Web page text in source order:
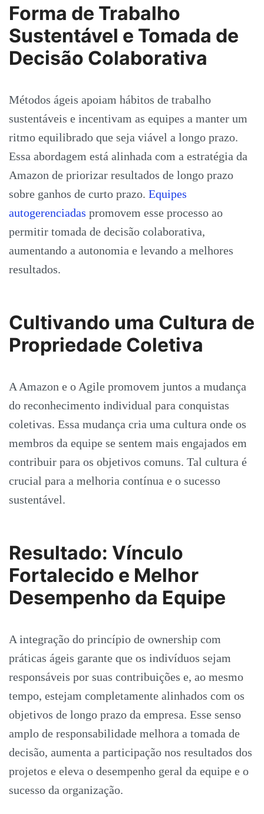
Forma de Trabalho
Sustentável e Tomada de
Decisão Colaborativa
Métodos ágeis apoiam hábitos de trabalho
sustentáveis e incentivam as equipes a manter um
ritmo equilibrado que seja viável a longo prazo.
Essa abordagem está alinhada com a estratégia da
Amazon de priorizar resultados de longo prazo
sobre ganhos de curto prazo. Equipes
autogerenciadas promovem esse processo ao
permitir tomada de decisão colaborativa,
aumentando a autonomia e levando a melhores
resultados.
Cultivando uma Cultura de
Propriedade Coletiva
A Amazon e o Agile promovem juntos a mudança
do reconhecimento individual para conquistas
coletivas. Essa mudança cria uma cultura onde os
membros da equipe se sentem mais engajados em
contribuir para os objetivos comuns. Tal cultura é
crucial para a melhoria contínua e o sucesso
sustentável.
Resultado: Vínculo
Fortalecido e Melhor
Desempenho da Equipe
A integração do princípio de ownership com
práticas ágeis garante que os indivíduos sejam
responsáveis por suas contribuições e, ao mesmo
tempo, estejam completamente alinhados com os
objetivos de longo prazo da empresa. Esse senso
amplo de responsabilidade melhora a tomada de
decisão, aumenta a participação nos resultados dos
projetos e eleva o desempenho geral da equipe e o
sucesso da organização.